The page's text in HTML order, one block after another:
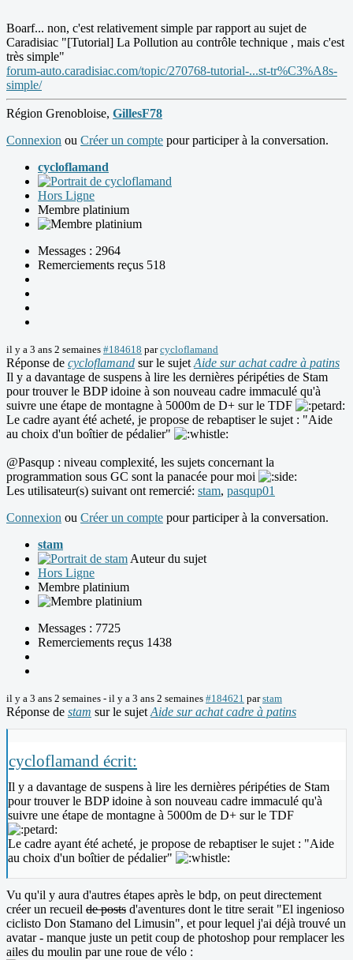
Boarf... non, c'est relativement simple par rapport au sujet de
Caradisiac "[Tutorial] La Pollution au contrôle technique , mais c'est
très simple"
forum-auto.caradisiac.com/topic/270768-tutorial-...st-tr%C3%A8s-
simple/
Région Grenobloise, GillesF78
Connexion ou Créer un compte pour participer à la conversation.
cycloflamand
Hors Ligne
Membre platinium
Messages : 2964
Remerciements reçus 518
il y a 3 ans 2 semaines #184618 parcycloflamand
Réponse de cycloflamand sur le sujet Aide sur achat cadre à patins
Il y a davantage de suspens à lire les dernières péripéties de Stam
pour trouver le BDP idoine à son nouveau cadre immaculé qu'à
suivre une étape de montagne à 5000m de D+ sur le TDF
Le cadre ayant été acheté, je propose de rebaptiser le sujet : "Aide
au choix d'un boîtier de pédalier"
@Pasqup : niveau complexité, les sujets concernant la
programmation sous GC sont la panacée pour moi
Les utilisateur(s) suivant ont remercié: stam, pasqup01
Connexion ou Créer un compte pour participer à la conversation.
stam
Auteur du sujet
Hors Ligne
Membre platinium
Messages : 7725
Remerciements reçus 1438
il y a 3 ans 2 semaines - il y a 3 ans 2 semaines #184621 parstam
Réponse de stam sur le sujet Aide sur achat cadre à patins
cycloflamand écrit:
Il y a davantage de suspens à lire les dernières péripéties de Stam
pour trouver le BDP idoine à son nouveau cadre immaculé qu'à
suivre une étape de montagne à 5000m de D+ sur le TDF
Le cadre ayant été acheté, je propose de rebaptiser le sujet : "Aide
au choix d'un boîtier de pédalier"
Vu qu'il y aura d'autres étapes après le bdp, on peut directement
créer un recueil de posts d'aventures dont le titre serait "El ingenioso
ciclisto Don Stamano del Limusin", et pour lequel j'ai déjà trouvé un
avatar - manque juste un petit coup de photoshop pour remplacer les
ailes du moulin par une roue de vélo :